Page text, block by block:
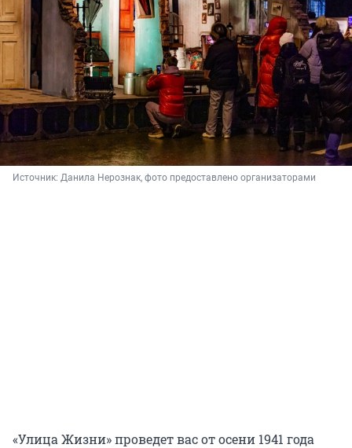
Источник: Данила Нерознак, фото предоставлено организаторами
«Улица Жизни» проведет вас от осени 1941 года